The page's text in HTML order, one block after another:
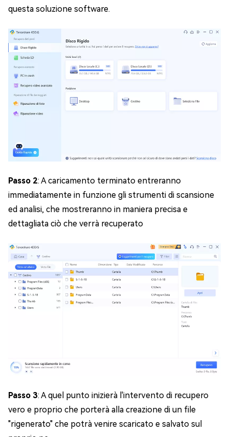
questa soluzione software.
Passo 2: A caricamento terminato entreranno
immediatamente in funzione gli strumenti di scansione
ed analisi, che mostreranno in maniera precisa e
dettagliata ciò che verrà recuperato
Passo 3: A quel punto inizierà l'intervento di recupero
vero e proprio che porterà alla creazione di un file
"rigenerato" che potrà venire scaricato e salvato sul